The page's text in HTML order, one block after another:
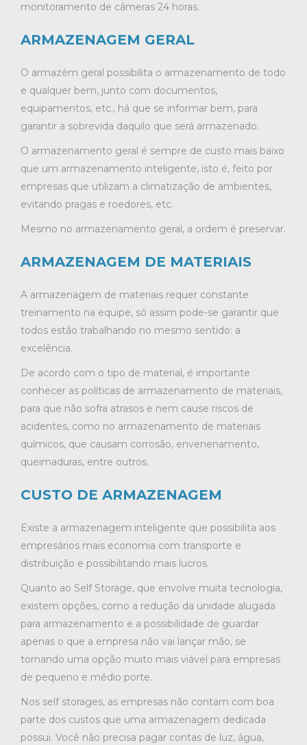
monitoramento de câmeras 24 horas.
ARMAZENAGEM GERAL
O armazém geral possibilita o armazenamento de todo
e qualquer bem, junto com documentos,
equipamentos, etc., há que se informar bem, para
garantir a sobrevida daquilo que será armazenado.
O armazenamento geral é sempre de custo mais baixo
que um armazenamento inteligente, isto é, feito por
empresas que utilizam a climatização de ambientes,
evitando pragas e roedores, etc.
Mesmo no armazenamento geral, a ordem é preservar.
ARMAZENAGEM DE MATERIAIS
A armazenagem de materiais requer constante
treinamento na equipe, só assim pode-se garantir que
todos estão trabalhando no mesmo sentido: a
excelência.
De acordo com o tipo de material, é importante
conhecer as políticas de armazenamento de materiais,
para que não sofra atrasos e nem cause riscos de
acidentes, como no armazenamento de materiais
químicos, que causam corrosão, envenenamento,
queimaduras, entre outros.
CUSTO DE ARMAZENAGEM
Existe a armazenagem inteligente que possibilita aos
empresários mais economia com transporte e
distribuição e possibilitando mais lucros.
Quanto ao Self Storage, que envolve muita tecnologia,
existem opções, como a redução da unidade alugada
para armazenamento e a possibilidade de guardar
apenas o que a empresa não vai lançar mão, se
tornando uma opção muito mais viável para empresas
de pequeno e médio porte.
Nos self storages, as empresas não contam com boa
parte dos custos que uma armazenagem dedicada
possui. Você não precisa pagar contas de luz, água,